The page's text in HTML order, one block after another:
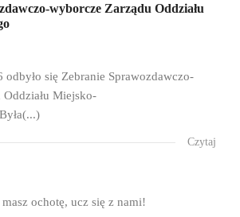
wyborcze Zarządu Oddziału
się Zebranie Sprawozdawczo-
Miejsko-
Czytaj
masz ochotę, ucz się z nami!